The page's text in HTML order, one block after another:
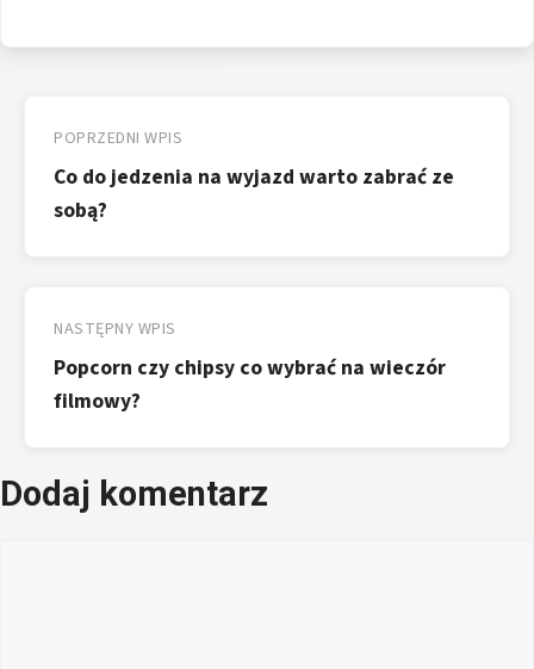
wpisu
POPRZEDNI WPIS
Co do jedzenia na wyjazd warto zabrać ze
sobą?
NASTĘPNY WPIS
Popcorn czy chipsy co wybrać na wieczór
filmowy?
Dodaj komentarz